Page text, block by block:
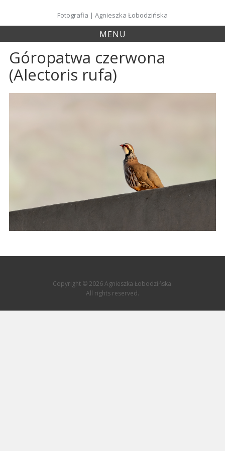
content
Fotografia | Agnieszka Łobodzińska
MENU
Góropatwa czerwona
(Alectoris rufa)
Copyright © 2026 Agnieszka Łobodzińska.
All rights reserved.